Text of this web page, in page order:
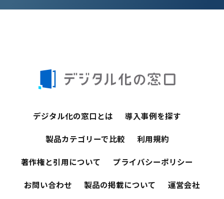
デジタル化の窓口とは 導入事例を探す
製品カテゴリーで比較 利用規約
著作権と引用について プライバシーポリシー
お問い合わせ 製品の掲載について 運営会社